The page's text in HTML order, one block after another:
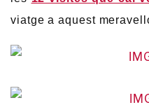
viatge a aquest